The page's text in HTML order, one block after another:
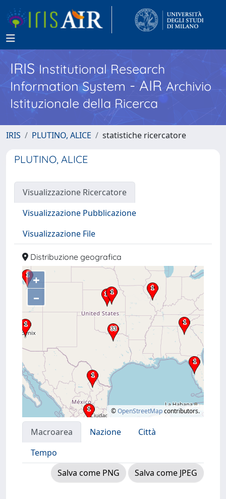
IRISInstitutional Research
Information System - AIR Archivio
Istituzionale della Ricerca
IRIS PLUTINO, ALICE statistiche ricercatore
PLUTINO, ALICE
Visualizzazione Ricercatore
Visualizzazione Pubblicazione
Visualizzazione File
Distribuzione geografica
+
–
©OpenStreetMapcontributors.
Macroarea Nazione
Città
Tempo
Salva come PNG
Salva come JPEG